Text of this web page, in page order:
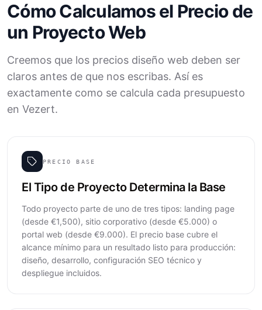
Cómo Calculamos el Precio de
un Proyecto Web
Creemos que los precios diseño web deben ser
claros antes de que nos escribas. Así es
exactamente como se calcula cada presupuesto
en Vezert.
PRECIO BASE
El Tipo de Proyecto Determina la Base
Todo proyecto parte de uno de tres tipos: landing page
(desde €1,500), sitio corporativo (desde €5.000) o
portal web (desde €9.000). El precio base cubre el
alcance mínimo para un resultado listo para producción:
diseño, desarrollo, configuración SEO técnico y
despliegue incluidos.